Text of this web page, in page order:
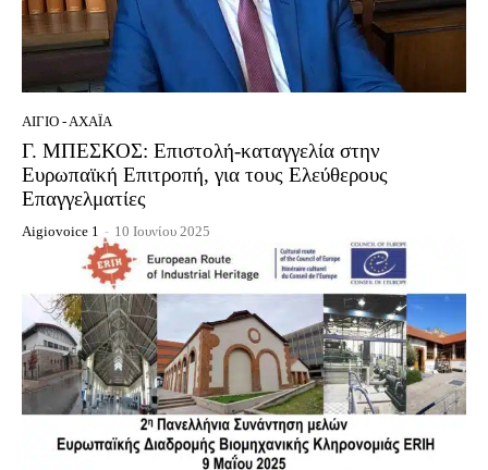
ΑΊΓΙΟ - ΑΧΑΪ́Α
Γ. ΜΠΕΣΚΟΣ: Επιστολή-καταγγελία στην
Ευρωπαϊκή Επιτροπή, για τους Ελεύθερους
Επαγγελματίες
Aigiovoice 1 - 10 Ιουνίου 2025